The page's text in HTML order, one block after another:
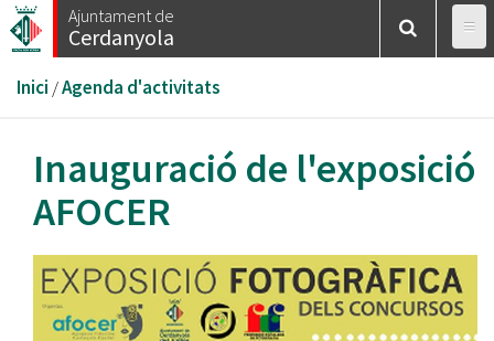
Vés
al
Ajuntament de
Cerdanyola
Esteu
aquí
Inici /Agenda d'activitats
Inauguració de l'exposició
AFOCER